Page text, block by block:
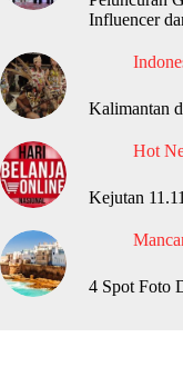
Influencer
Kalimantan
Hot
Kejutan
4 Spot Foto